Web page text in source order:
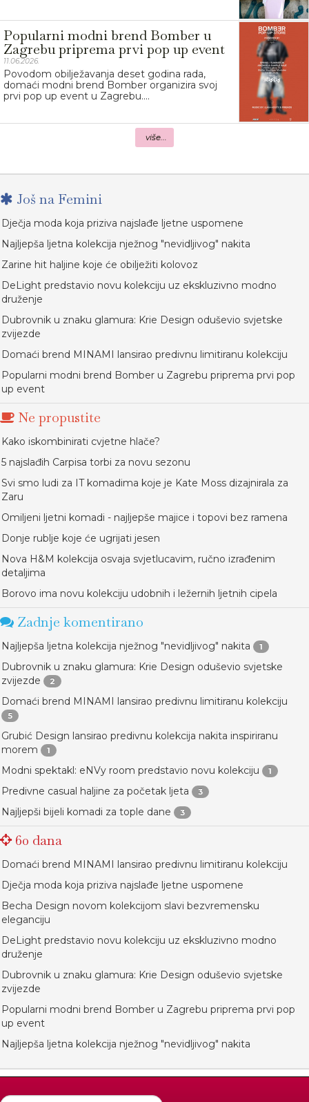
Popularni modni brend Bomber u
Zagrebu priprema prvi pop up event
11.06.2026.
Povodom obilježavanja deset godina rada,
domaći modni brend Bomber organizira svoj
prvi pop up event u Zagrebu....
više...
Još na Femini
Dječja moda koja priziva najslađe ljetne uspomene
Najljepša ljetna kolekcija nježnog "nevidljivog" nakita
Zarine hit haljine koje će obilježiti kolovoz
DeLight predstavio novu kolekciju uz ekskluzivno modno
druženje
Dubrovnik u znaku glamura: Krie Design oduševio svjetske
zvijezde
Domaći brend MINAMI lansirao predivnu limitiranu kolekciju
Popularni modni brend Bomber u Zagrebu priprema prvi pop
up event
Ne propustite
Kako iskombinirati cvjetne hlače?
5 najslađih Carpisa torbi za novu sezonu
Svi smo ludi za IT komadima koje je Kate Moss dizajnirala za
Zaru
Omiljeni ljetni komadi - najljepše majice i topovi bez ramena
Donje rublje koje će ugrijati jesen
Nova H&M kolekcija osvaja svjetlucavim, ručno izrađenim
detaljima
Borovo ima novu kolekciju udobnih i ležernih ljetnih cipela
Zadnje komentirano
Najljepša ljetna kolekcija nježnog "nevidljivog" nakita 1
Dubrovnik u znaku glamura: Krie Design oduševio svjetske
zvijezde
2
Domaći brend MINAMI lansirao predivnu limitiranu kolekciju
5
Grubić Design lansirao predivnu kolekcija nakita inspiriranu
morem
1
Modni spektakl: eNVy room predstavio novu kolekciju 1
Predivne casual haljine za početak ljeta 3
Najljepši bijeli komadi za tople dane 3
60 dana
Domaći brend MINAMI lansirao predivnu limitiranu kolekciju
Dječja moda koja priziva najslađe ljetne uspomene
Becha Design novom kolekcijom slavi bezvremensku
eleganciju
DeLight predstavio novu kolekciju uz ekskluzivno modno
druženje
Dubrovnik u znaku glamura: Krie Design oduševio svjetske
zvijezde
Popularni modni brend Bomber u Zagrebu priprema prvi pop
up event
Najljepša ljetna kolekcija nježnog "nevidljivog" nakita